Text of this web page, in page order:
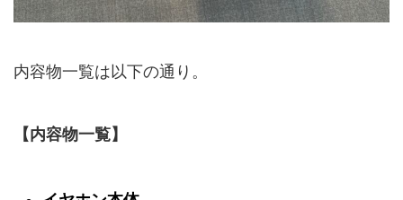
内容物一覧は以下の通り。
【内容物一覧】